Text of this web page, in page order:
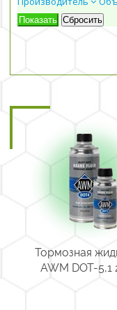
Тормозная
AWM DOT-5,1